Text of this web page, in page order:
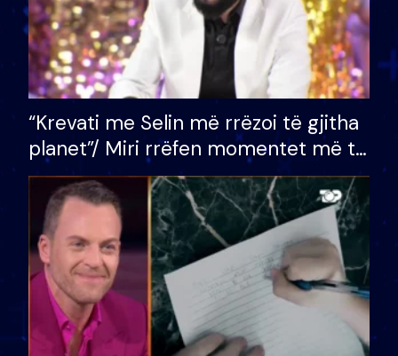
“Krevati me Selin më rrëzoi të gjitha
planet”/ Miri rrëfen momentet më të
bukura në shtëpinë e BB VIP: Do më
mungojë zilja e mëngjesit kur…